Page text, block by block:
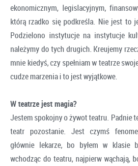
ekonomicznym, legislacyjnym,
którą rzadko się podkreśla. Nie jest to
Podzielono instytucje na instytucje
należymy do tych drugich. Kreujemy
mnie kiedyś, czy spełniam w teatrze
cudze marzenia i to jest wyjątkowe.
W teatrze jest magia?
Jestem spokojny o żywot teatru. Padnie
teatr pozostanie. Jest czymś
głównie lekarze, bo byłem w klasie
wchodząc do teatru, najpierw wąchają,